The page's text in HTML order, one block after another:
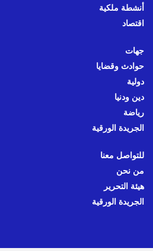
أنشطة ملكية
اقتصاد
جهات
حوادث وقضايا
دولية
دين ودنيا
رياضة
الجريدة الورقية
للتواصل معنا
من نحن
هيئة التحرير
الجريدة الورقية